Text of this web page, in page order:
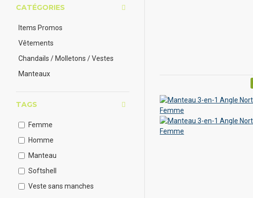
CATÉGORIES
Items Promos
Vêtements
Chandails / Molletons / Vestes
Manteaux
TAGS
Femme
Homme
Manteau
Softshell
Veste sans manches